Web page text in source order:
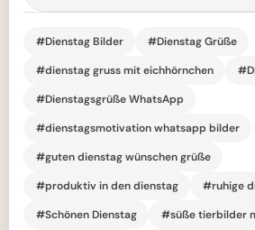
#Dienstag Bilder
#Dienstag Grüße
#dienstag gruss mit eichhörnchen
#Dienstagsgrüße WhatsApp
#dienstagsmotivation whatsapp bilder
#guten dienstag wünschen grüße
#produktiv in den dienstag
#ruhige
#Schönen Dienstag
#süße tierbilder